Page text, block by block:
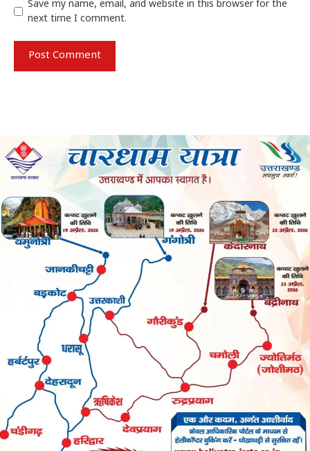
Save my name, email, and website in this browser for the
next time I comment.